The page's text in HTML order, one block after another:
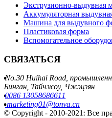
Экструзионно-выдувная
Аккумуляторная
Машина для выдувного
Пластиковая форма
Вспомогательное
СВЯЗАТЬСЯ
No.30 Huihai Road,
Бинган, Тайчжоу, Чжэцзян
0086 13058686611
marketing01@tonva.cn
© Copyright - 2010-2021: Все